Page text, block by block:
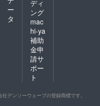
ー
タ
ディ
ング
mac
hi-ya
補助
金申
請サ
ポー
ト
社デンソーウェーブの登録商標です。